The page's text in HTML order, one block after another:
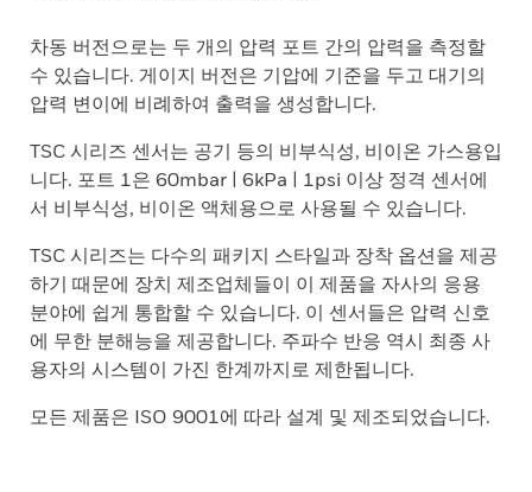
차동 버전으로는 두 개의 압력 포트 간의 압력을 측정할
수 있습니다. 게이지 버전은 기압에 기준을 두고 대기의
압력 변이에 비례하여 출력을 생성합니다.
TSC 시리즈 센서는 공기 등의 비부식성, 비이온 가스용입
니다. 포트 1은 60mbar | 6kPa | 1psi 이상 정격 센서에
서 비부식성, 비이온 액체용으로 사용될 수 있습니다.
TSC 시리즈는 다수의 패키지 스타일과 장착 옵션을 제공
하기 때문에 장치 제조업체들이 이 제품을 자사의 응용
분야에 쉽게 통합할 수 있습니다. 이 센서들은 압력 신호
에 무한 분해능을 제공합니다. 주파수 반응 역시 최종 사
용자의 시스템이 가진 한계까지로 제한됩니다.
모든 제품은 ISO 9001에 따라 설계 및 제조되었습니다.